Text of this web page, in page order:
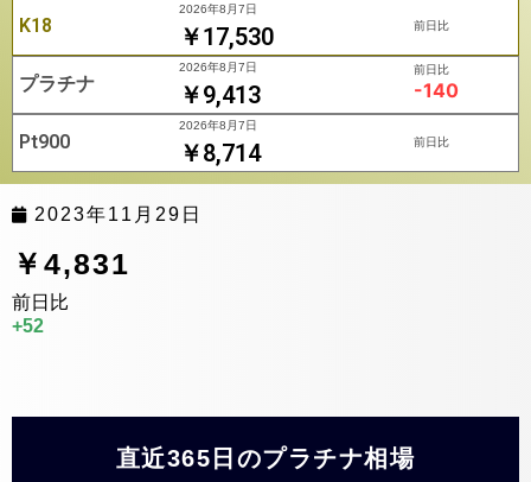
K18 ￥17,530
2026年8月7日
前日比
プラチナ ￥9,413
2026年8月7日 前日比
-140
Pt900 ￥8,714
2026年8月7日
前日比
2023年11月29日
￥4,831
前日比
+52
直近365日のプラチナ相場